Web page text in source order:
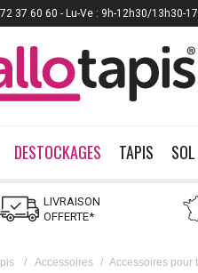
DESTOCKAGES TAPIS
LIVRAISON
OFFERTE*
/ Accessoires / Accessoires pour
37 60 60 - Lu-Ve : 9h-12h30/13h30-
Payez jusqu'à12x